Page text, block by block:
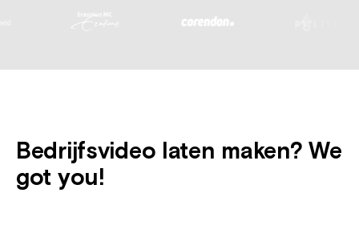
Bedrijfsvideo laten maken? We
got you!